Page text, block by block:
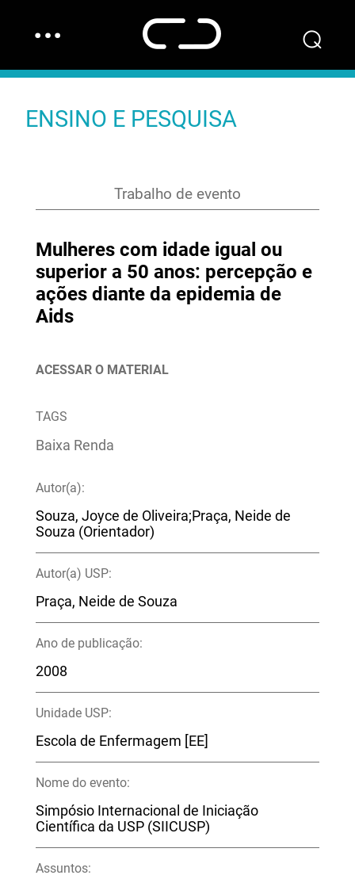
… ⌕
ENSINO E PESQUISA
Trabalho de evento
Mulheres com idade igual ou
superior a 50 anos: percepção e
ações diante da epidemia de
Aids
ACESSAR O MATERIAL
TAGS
Baixa Renda
Autor(a):
Souza, Joyce de Oliveira;Praça, Neide de
Souza (Orientador)
Autor(a) USP:
Praça, Neide de Souza
Ano de publicação:
2008
Unidade USP:
Escola de Enfermagem [EE]
Nome do evento:
Simpósio Internacional de Iniciação
Científica da USP (SIICUSP)
Assuntos: